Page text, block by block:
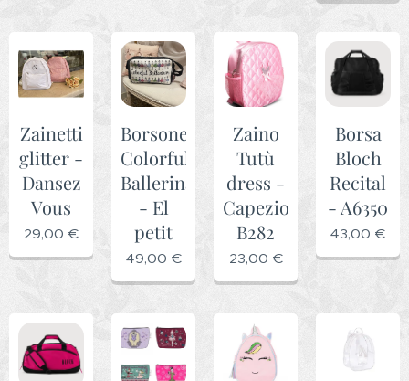
Zainetti
glitter -
Dansez
Vous
29,00 €
Borsone
Colorful
Ballerinas
- El
petit
49,00 €
Zaino
Tutù
dress -
Capezio
B282
23,00 €
Borsa
Bloch
Recital
- A6350
43,00 €